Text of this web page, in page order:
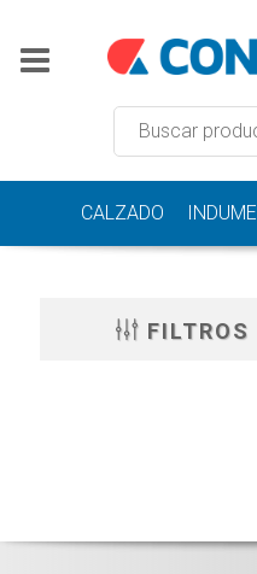
CALZADO
FILTROS